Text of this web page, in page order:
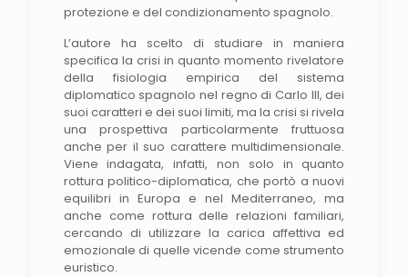
protezione e del condizionamento spagnolo.
L’autore ha scelto di studiare in maniera
specifica la crisi in quanto momento rivelatore
della fisiologia empirica del sistema
diplomatico spagnolo nel regno di Carlo III, dei
suoi caratteri e dei suoi limiti, ma la crisi si rivela
una prospettiva particolarmente fruttuosa
anche per il suo carattere multidimensionale.
Viene indagata, infatti, non solo in quanto
rottura politico-diplomatica, che portò a nuovi
equilibri in Europa e nel Mediterraneo, ma
anche come rottura delle relazioni familiari,
cercando di utilizzare la carica affettiva ed
emozionale di quelle vicende come strumento
euristico.